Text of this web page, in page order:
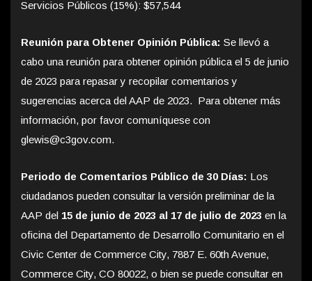
Servicios Públicos (15%): $57,544
Reunión para Obtener Opinión Pública: Se llevó a
cabo una reunión para obtener opinión pública el 5 de junio
de 2023 para repasar y recopilar comentarios y
sugerencias acerca del AAP de 2023. Para obtener más
información, por favor comuníquese con
glewis@c3gov.com.
Periodo de Comentarios Público de 30 Días: Los
ciudadanos pueden consultar la versión preliminar de la
AAP del 15 de junio de 2023 al 17 de julio de 2023 en la
oficina del Departamento de Desarrollo Comunitario en el
Civic Center de Commerce City, 7887 E. 60th Avenue,
Commerce City, CO 80022, o bien se puede consultar en